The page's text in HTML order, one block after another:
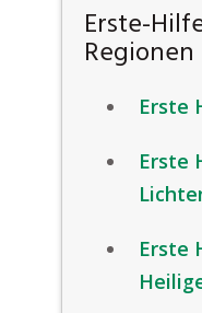
Erste-
Regionen
Erste
Erste
Erste